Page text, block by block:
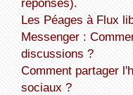
Les Péages à Flux
Messenger : Comment récupérer et lire toutes les
discussions ?
Comment partager l'humour sur les réseaux
sociaux ?